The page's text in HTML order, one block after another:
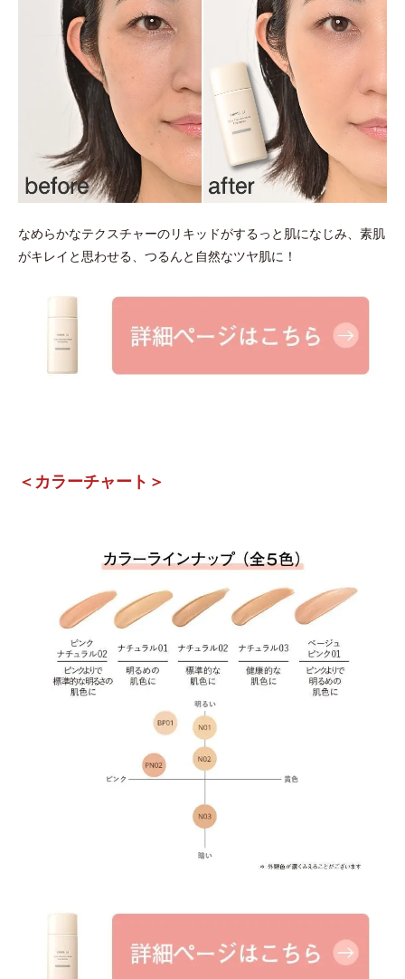
なめらかなテクスチャーのリキッドがするっと肌になじみ、素肌
がキレイと思わせる、つるんと自然なツヤ肌に！
＜カラーチャート＞